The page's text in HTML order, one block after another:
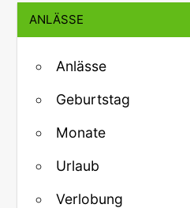
ANLÄSSE
Anlässe
Geburtstag
Monate
Urlaub
Verlobung